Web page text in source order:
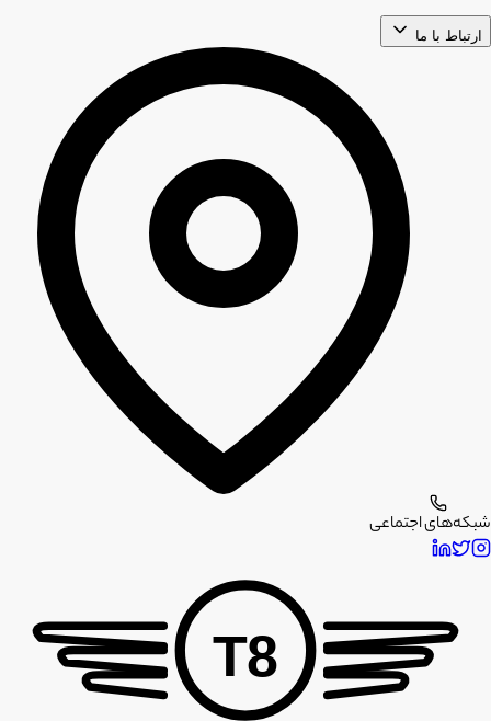
ارتباط با ما
شبکه‌های اجتماعی
T8